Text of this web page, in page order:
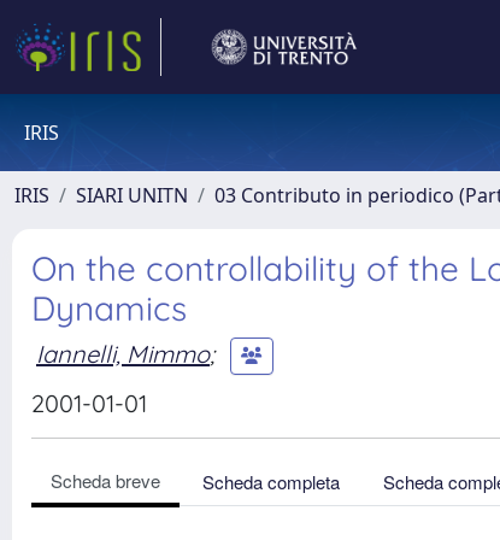
IRIS
IRIS SIARI UNITN 03 Contributo in periodico
On the controllability of the
Dynamics
Iannelli, Mimmo;
2001-01-01
Scheda breve Scheda completa Scheda